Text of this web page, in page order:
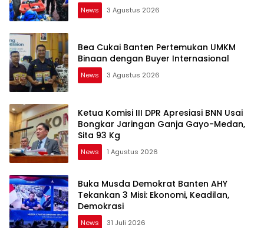
News 3 Agustus 2026
Bea Cukai Banten Pertemukan UMKM
Binaan dengan Buyer Internasional
News 3 Agustus 2026
Ketua Komisi III DPR Apresiasi BNN Usai
Bongkar Jaringan Ganja Gayo-Medan,
Sita 93 Kg
News 1 Agustus 2026
Buka Musda Demokrat Banten AHY
Tekankan 3 Misi: Ekonomi, Keadilan,
Demokrasi
News 31 Juli 2026